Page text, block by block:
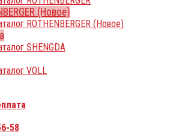
(Новое)
ROTHENBERGER (Новое)
SHENGDA
VOLL
58